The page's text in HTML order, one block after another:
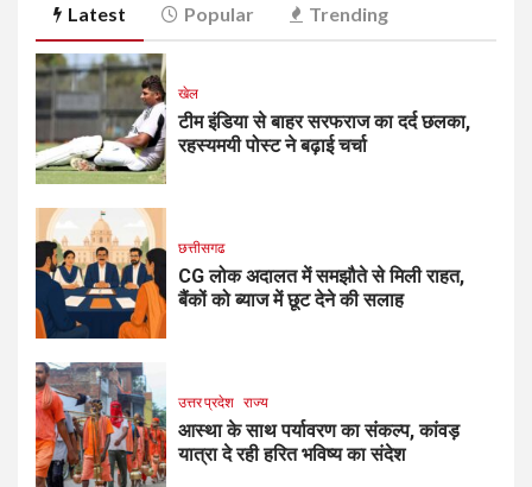
Latest Popular Trending
खेल
टीम इंडिया से बाहर सरफराज का दर्द छलका,
रहस्यमयी पोस्ट ने बढ़ाई चर्चा
छत्तीसगढ
CG लोक अदालत में समझौते से मिली राहत,
बैंकों को ब्याज में छूट देने की सलाह
उत्तर प्रदेश राज्य
आस्था के साथ पर्यावरण का संकल्प, कांवड़
यात्रा दे रही हरित भविष्य का संदेश